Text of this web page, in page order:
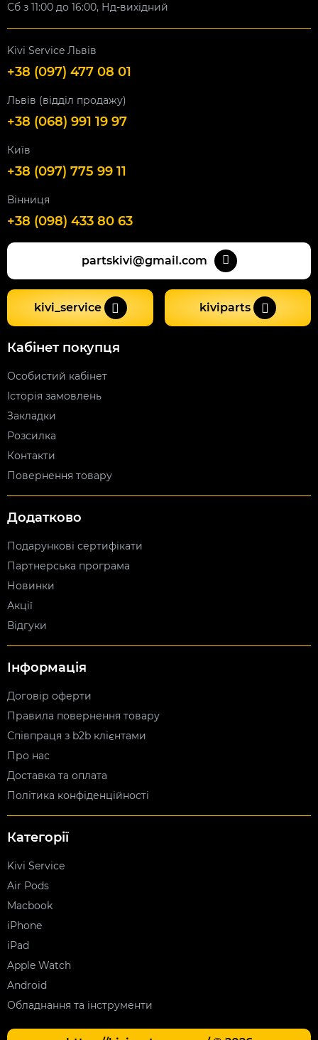
Сб з 11:00 до 16:00, Нд-вихідний
Kivi Service Львів
+38 (097) 477 08 01
Львів (відділ продажу)
+38 (068) 991 19 97
Київ
+38 (097) 775 99 11
Вінниця
+38 (098) 433 80 63
partskivi@gmail.com
kivi_service kiviparts
Кабінет покупця
Особистий кабінет
Історія замовлень
Закладки
Розсилка
Контакти
Повернення товару
Додатково
Подарункові сертифікати
Партнерська програма
Новинки
Акції
Відгуки
Інформація
Договір оферти
Правила повернення товару
Співпраця з b2b клієнтами
Про нас
Доставка та оплата
Політика конфіденційності
Категорії
Kivi Service
Air Pods
Macbook
iPhone
iPad
Apple Watch
Android
Обладнання та інструменти